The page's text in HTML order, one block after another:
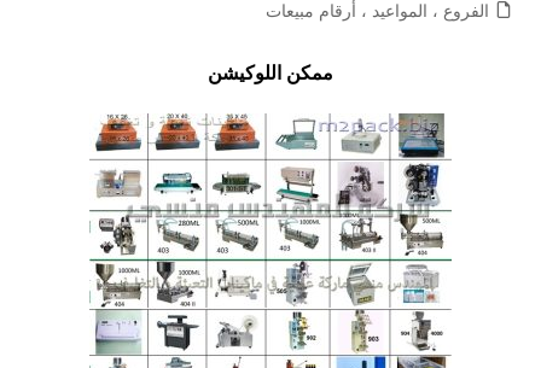
الفروع ، المواعيد ، أرقام مبيعات
ممكن اللوكيشن